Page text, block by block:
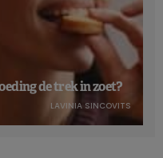
de trek in zoet?
LAVINIA SINCOVITS